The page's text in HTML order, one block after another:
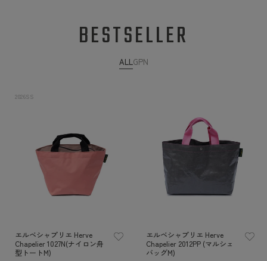
BESTSELLER
ALL GPN
2026SS
エルベシャプリエ Herve
Chapelier 1027N(ナイロン舟
型トートM)
エルベシャプリエ Herve
Chapelier 2012PP (マルシェ
バッグM)